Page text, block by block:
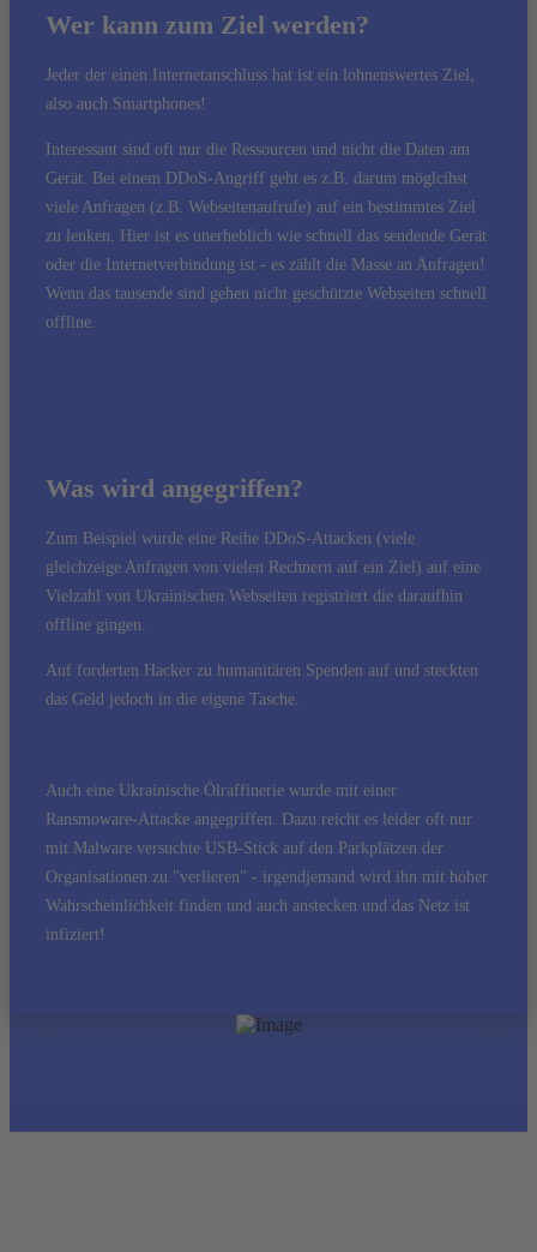
Wer kann zum Ziel werden?
Jeder der einen Internetanschluss hat ist ein lohnenswertes Ziel,
also auch Smartphones!
Interessant sind oft nur die Ressourcen und nicht die Daten am
Gerät. Bei einem DDoS-Angriff geht es z.B. darum möglcihst
viele Anfragen (z.B. Webseitenaufrufe) auf ein bestimmtes Ziel
zu lenken. Hier ist es unerheblich wie schnell das sendende Gerät
oder die Internetverbindung ist - es zählt die Masse an Anfragen!
Wenn das tausende sind gehen nicht geschützte Webseiten schnell
offline.
Was wird angegriffen?
Zum Beispiel wurde eine Reihe DDoS-Attacken (viele
gleichzeige Anfragen von vielen Rechnern auf ein Ziel) auf eine
Vielzahl von Ukrainischen Webseiten registriert die daraufhin
offline gingen.
Auf forderten Hacker zu humanitären Spenden auf und steckten
das Geld jedoch in die eigene Tasche.
Auch eine Ukrainische Ölraffinerie wurde mit einer
Ransmoware-Attacke angegriffen. Dazu reicht es leider oft nur
mit Malware versuchte USB-Stick auf den Parkplätzen der
Organisationen zu "verlieren" - irgendjemand wird ihn mit hoher
Wahrscheinlichkeit finden und auch anstecken und das Netz ist
infiziert!